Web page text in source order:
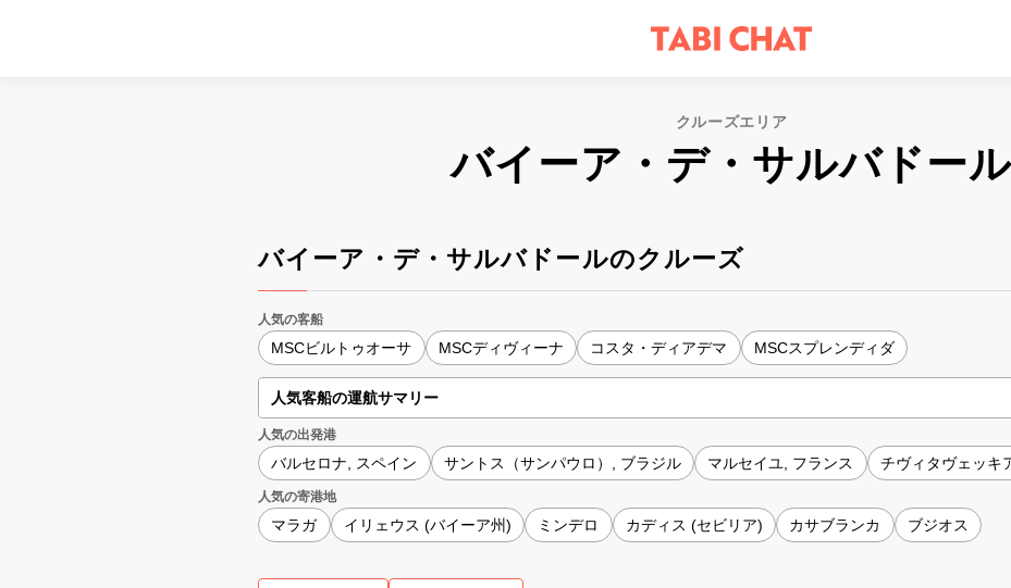
クルーズエリア
バイーア・デ・サルバドール
バイーア・デ・サルバドールのクルーズ
人気の客船
MSCビルトゥオーサ MSCディヴィーナ コスタ・ディアデマ MSCスプレンディダ
人気客船の運航サマリー
人気の出発港
バルセロナ, スペイン サントス（サンパウロ）, ブラジル マルセイユ, フランス チヴィタヴェッキ
人気の寄港地
マラガ イリェウス (バイーア州) ミンデロ カディス (セビリア) カサブランカ ブジオス